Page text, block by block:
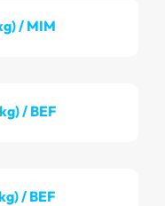
/ MIM
/ BEF
/ BEF